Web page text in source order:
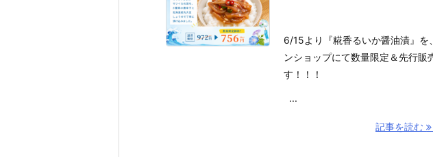
6/15より『糀香るいか醤油漬』を
ンショップにて数量限定＆先行販
す！！！
...
記事を読む